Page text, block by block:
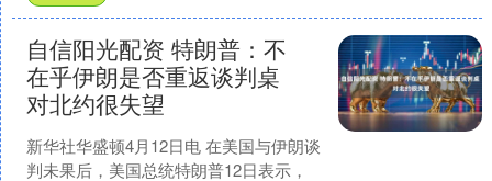
自信阳光配资 特朗普：不
在乎伊朗是否重返谈判桌
对北约很失望
新华社华盛顿4月12日电 在美国与伊朗谈
判未果后，美国总统特朗普12日表示，